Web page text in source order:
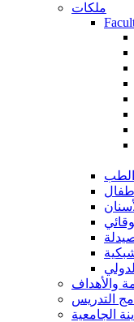
ملكات
الطب
والأهداف
التدريس
الجامعية